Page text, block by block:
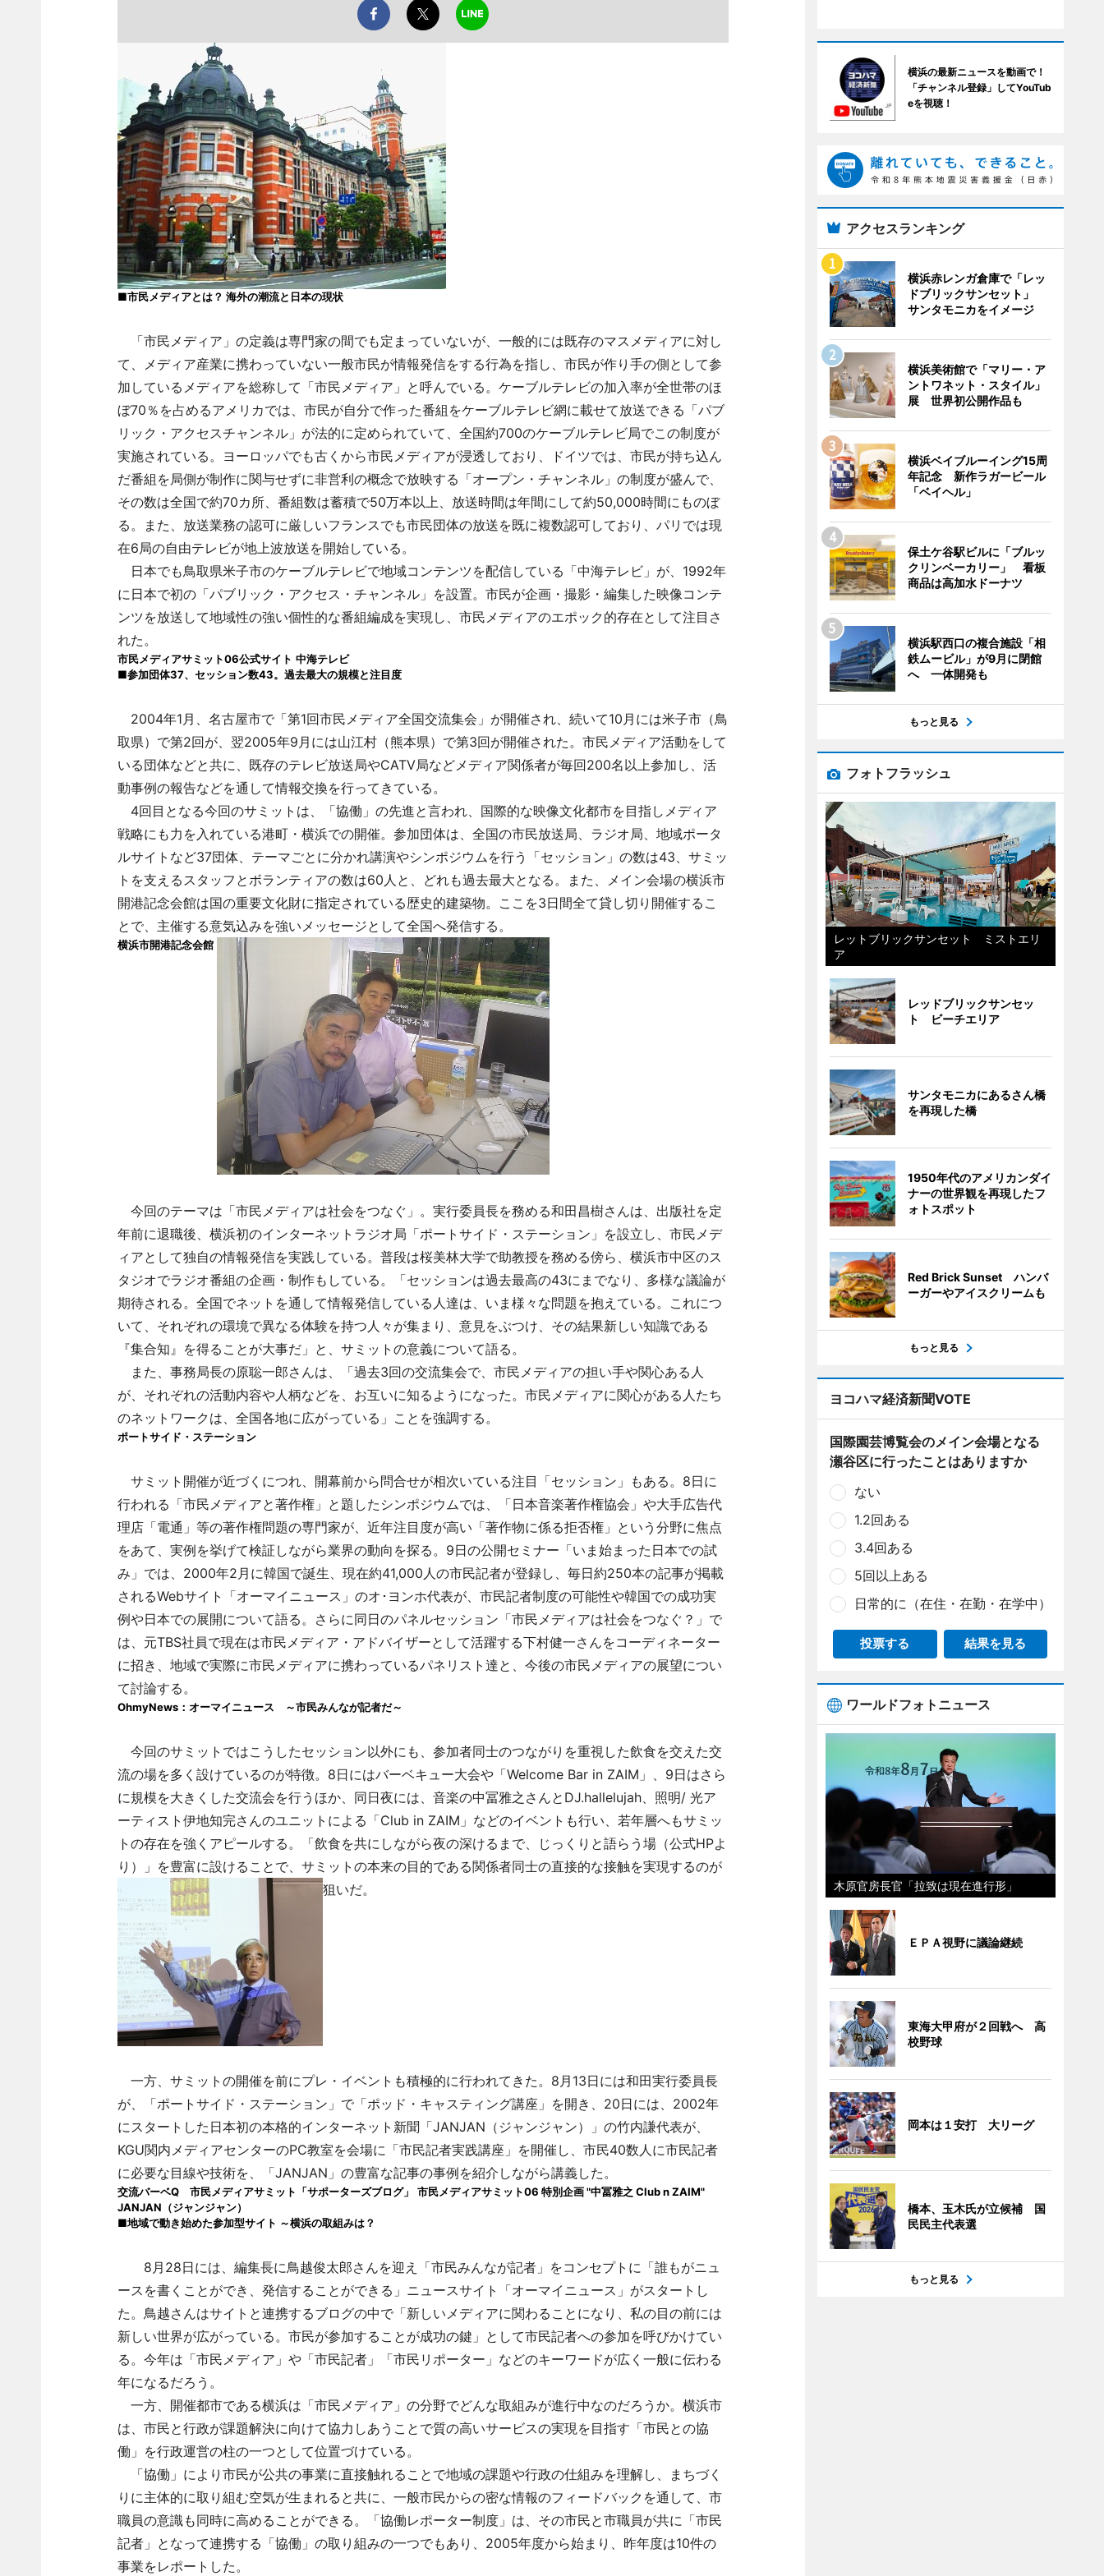
■市民メディアとは？ 海外の潮流と日本の現状
「市民メディア」の定義は専門家の間でも定まっていないが、一般的には既存のマスメディアに対し
て、メディア産業に携わっていない一般市民が情報発信をする行為を指し、市民が作り手の側として参
加しているメディアを総称して「市民メディア」と呼んでいる。ケーブルテレビの加入率が全世帯のほ
ぼ70％を占めるアメリカでは、市民が自分で作った番組をケーブルテレビ網に載せて放送できる「パブ
リック・アクセスチャンネル」が法的に定められていて、全国約700のケーブルテレビ局でこの制度が
実施されている。ヨーロッパでも古くから市民メディアが浸透しており、ドイツでは、市民が持ち込ん
だ番組を局側が制作に関与せずに非営利の概念で放映する「オープン・チャンネル」の制度が盛んで、
その数は全国で約70カ所、番組数は蓄積で50万本以上、放送時間は年間にして約50,000時間にものぼ
る。また、放送業務の認可に厳しいフランスでも市民団体の放送を既に複数認可しており、パリでは現
在6局の自由テレビが地上波放送を開始している。
日本でも鳥取県米子市のケーブルテレビで地域コンテンツを配信している「中海テレビ」が、1992年
に日本で初の「パブリック・アクセス・チャンネル」を設置。市民が企画・撮影・編集した映像コンテ
ンツを放送して地域性の強い個性的な番組編成を実現し、市民メディアのエポック的存在として注目さ
れた。
市民メディアサミット06公式サイト 中海テレビ
■参加団体37、セッション数43。過去最大の規模と注目度
2004年1月、名古屋市で「第1回市民メディア全国交流集会」が開催され、続いて10月には米子市（鳥
取県）で第2回が、翌2005年9月には山江村（熊本県）で第3回が開催された。市民メディア活動をして
いる団体などと共に、既存のテレビ放送局やCATV局などメディア関係者が毎回200名以上参加し、活
動事例の報告などを通して情報交換を行ってきている。
4回目となる今回のサミットは、「協働」の先進と言われ、国際的な映像文化都市を目指しメディア
戦略にも力を入れている港町・横浜での開催。参加団体は、全国の市民放送局、ラジオ局、地域ポータ
ルサイトなど37団体、テーマごとに分かれ講演やシンポジウムを行う「セッション」の数は43、サミッ
トを支えるスタッフとボランティアの数は60人と、どれも過去最大となる。また、メイン会場の横浜市
開港記念会館は国の重要文化財に指定されている歴史的建築物。ここを3日間全て貸し切り開催するこ
とで、主催する意気込みを強いメッセージとして全国へ発信する。
横浜市開港記念会館
今回のテーマは「市民メディアは社会をつなぐ」。実行委員長を務める和田昌樹さんは、出版社を定
年前に退職後、横浜初のインターネットラジオ局「ポートサイド・ステーション」を設立し、市民メデ
ィアとして独自の情報発信を実践している。普段は桜美林大学で助教授を務める傍ら、横浜市中区のス
タジオでラジオ番組の企画・制作もしている。「セッションは過去最高の43にまでなり、多様な議論が
期待される。全国でネットを通して情報発信している人達は、いま様々な問題を抱えている。これにつ
いて、それぞれの環境で異なる体験を持つ人々が集まり、意見をぶつけ、その結果新しい知識である
『集合知』を得ることが大事だ」と、サミットの意義について語る。
また、事務局長の原聡一郎さんは、「過去3回の交流集会で、市民メディアの担い手や関心ある人
が、それぞれの活動内容や人柄などを、お互いに知るようになった。市民メディアに関心がある人たち
のネットワークは、全国各地に広がっている」ことを強調する。
ポートサイド・ステーション
サミット開催が近づくにつれ、開幕前から問合せが相次いている注目「セッション」もある。8日に
行われる「市民メディアと著作権」と題したシンポジウムでは、「日本音楽著作権協会」や大手広告代
理店「電通」等の著作権問題の専門家が、近年注目度が高い「著作物に係る拒否権」という分野に焦点
をあて、実例を挙げて検証しながら業界の動向を探る。9日の公開セミナー「いま始まった日本での試
み」では、2000年2月に韓国で誕生、現在約41,000人の市民記者が登録し、毎日約250本の記事が掲載
されるWebサイト「オーマイニュース」のオ･ヨンホ代表が、市民記者制度の可能性や韓国での成功実
例や日本での展開について語る。さらに同日のパネルセッション「市民メディアは社会をつなぐ？」で
は、元TBS社員で現在は市民メディア・アドバイザーとして活躍する下村健一さんをコーディネーター
に招き、地域で実際に市民メディアに携わっているパネリスト達と、今後の市民メディアの展望につい
て討論する。
OhmyNews：オーマイニュース ～市民みんなが記者だ～
今回のサミットではこうしたセッション以外にも、参加者同士のつながりを重視した飲食を交えた交
流の場を多く設けているのが特徴。8日にはバーベキュー大会や「Welcome Bar in ZAIM」、9日はさら
に規模を大きくした交流会を行うほか、同日夜には、音楽の中冨雅之さんとDJ.hallelujah、照明/ 光ア
ーティスト伊地知完さんのユニットによる「Club in ZAIM」などのイベントも行い、若年層へもサミッ
トの存在を強くアピールする。「飲食を共にしながら夜の深けるまで、じっくりと語らう場（公式HPよ
り）」を豊富に設けることで、サミットの本来の目的である関係者同士の直接的な接触を実現するのが
狙いだ。
一方、サミットの開催を前にプレ・イベントも積極的に行われてきた。8月13日には和田実行委員長
が、「ポートサイド・ステーション」で「ポッド・キャスティング講座」を開き、20日には、2002年
にスタートした日本初の本格的インターネット新聞「JANJAN（ジャンジャン）」の竹内謙代表が、
KGU関内メディアセンターのPC教室を会場に「市民記者実践講座」を開催し、市民40数人に市民記者
に必要な目線や技術を、「JANJAN」の豊富な記事の事例を紹介しながら講義した。
交流バーベQ 市民メディアサミット「サポーターズブログ」
市民メディアサミット06 特別企画 "中冨雅之 Club n ZAIM"
JANJAN（ジャンジャン）
■地域で動き始めた参加型サイト ～横浜の取組みは？
8月28日には、編集長に鳥越俊太郎さんを迎え「市民みんなが記者」をコンセプトに「誰もがニュ
ースを書くことができ、発信することができる」ニュースサイト「オーマイニュース」がスタートし
た。鳥越さんはサイトと連携するブログの中で「新しいメディアに関わることになり、私の目の前には
新しい世界が広がっている。市民が参加することが成功の鍵」として市民記者への参加を呼びかけてい
る。今年は「市民メディア」や「市民記者」「市民リポーター」などのキーワードが広く一般に伝わる
年になるだろう。
一方、開催都市である横浜は「市民メディア」の分野でどんな取組みが進行中なのだろうか。横浜市
は、市民と行政が課題解決に向けて協力しあうことで質の高いサービスの実現を目指す「市民との協
働」を行政運営の柱の一つとして位置づけている。
「協働」により市民が公共の事業に直接触れることで地域の課題や行政の仕組みを理解し、まちづく
りに主体的に取り組む空気が生まれると共に、一般市民からの密な情報のフィードバックを通して、市
職員の意識も同時に高めることができる。「協働レポーター制度」は、その市民と市職員が共に「市民
記者」となって連携する「協働」の取り組みの一つでもあり、2005年度から始まり、昨年度は10件の
事業をレポートした。
横浜の最新ニュースを動画で！
「チャンネル登録」してYouTub
eを視聴！
アクセスランキング
横浜赤レンガ倉庫で「レッ
ドブリックサンセット」
サンタモニカをイメージ
横浜美術館で「マリー・ア
ントワネット・スタイル」
展 世界初公開作品も
横浜ベイブルーイング15周
年記念 新作ラガービール
「ベイヘル」
保土ケ谷駅ビルに「ブルッ
クリンベーカリー」 看板
商品は高加水ドーナツ
横浜駅西口の複合施設「相
鉄ムービル」が9月に閉館
へ 一体開発も
もっと見る
フォトフラッシュ
レットブリックサンセット ミストエリ
ア
レッドブリックサンセッ
ト ビーチエリア
サンタモニカにあるさん橋
を再現した橋
1950年代のアメリカンダイ
ナーの世界観を再現したフ
ォトスポット
Red Brick Sunset ハンバ
ーガーやアイスクリームも
もっと見る
ヨコハマ経済新聞VOTE
国際園芸博覧会のメイン会場となる
瀬谷区に行ったことはありますか
ない
1.2回ある
3.4回ある
5回以上ある
日常的に（在住・在勤・在学中）
投票する 結果を見る
ワールドフォトニュース
木原官房長官「拉致は現在進行形」
ＥＰＡ視野に議論継続
東海大甲府が２回戦へ 高
校野球
岡本は１安打 大リーグ
橋本、玉木氏が立候補 国
民民主代表選
もっと見る